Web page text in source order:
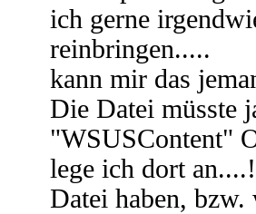
ich gerne
reinbringen.....
kann mir das
Die Datei müsste
"WSUSContent"
lege ich dort
Datei haben, bzw.